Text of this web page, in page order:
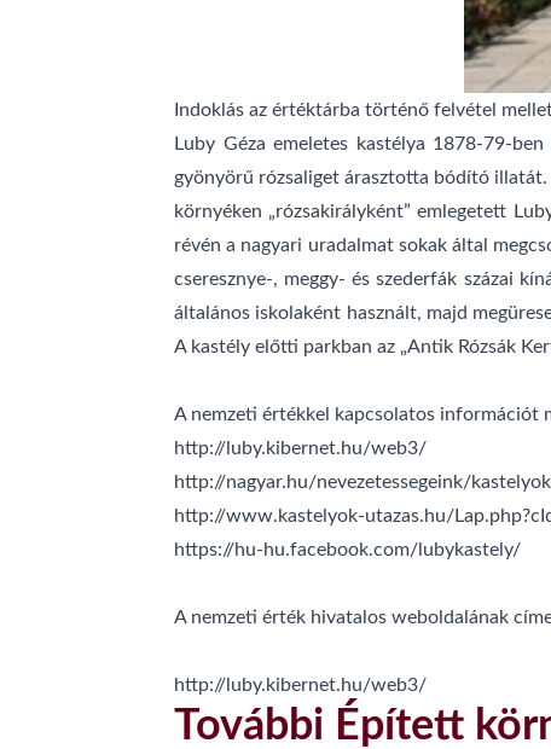
Indoklás az értéktárba történő felvétel
Luby Géza emeletes kastélya 1878-79-
gyönyörű rózsaliget árasztotta bódító
környéken „rózsakirályként” emlegetett
révén a nagyari uradalmat sokak által
cseresznye-, meggy- és szederfák százai
általános iskolaként használt, majd
A kastély előtti parkban az „Antik Rózsák
A nemzeti értékkel kapcsolatos információt
http://luby.kibernet.hu/web3/
http://nagyar.hu/nevezetessegeink/
http://www.kastelyok-utazas.hu/
https://hu-hu.facebook.com/lubykastely/
A nemzeti érték hivatalos weboldalának
http://luby.kibernet.hu/web3/
További Épített